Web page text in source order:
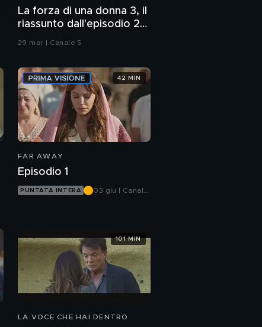
La forza di una donna 3, il
riassunto dall'episodio 24
29 mar | Canale 5
FAR AWAY
Episodio 1
PUNTATA INTERA
03 giu | Canale
42 MIN
LA VOCE CHE HAI DENTRO
101 MIN